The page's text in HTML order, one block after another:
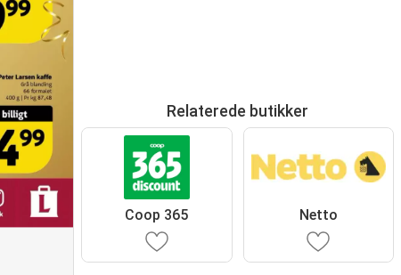
Relaterede butikker
Coop 365 Netto